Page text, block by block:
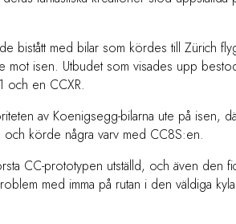
bistått med bilar som kördes till Zürich
isen. Utbudet som visades upp
och en CCXR.
av Koenigsegg-bilarna ute på isen,
och körde några varv med CC8S:en.
CC-prototypen utställd, och även den
med imma på rutan i den väldiga